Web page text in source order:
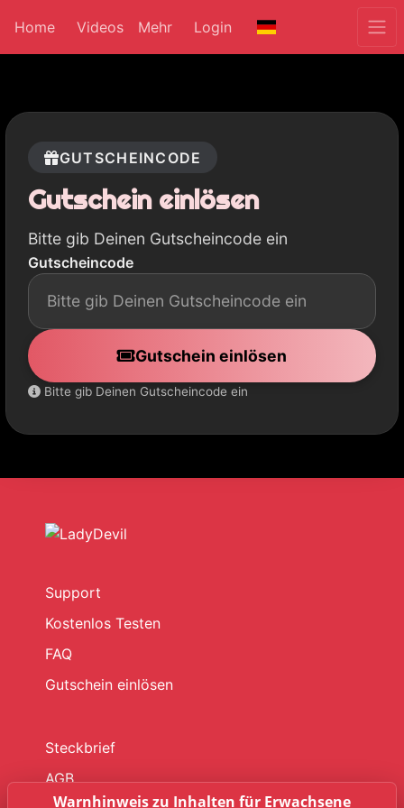
Home Videos Mehr Login
GUTSCHEINCODE
Gutschein einlösen
Bitte gib Deinen Gutscheincode ein
Gutscheincode
Gutschein einlösen
Bitte gib Deinen Gutscheincode ein
Support
Kostenlos Testen
FAQ
Gutschein einlösen
Steckbrief
AGB
Warnhinweis zu Inhalten für Erwachsene